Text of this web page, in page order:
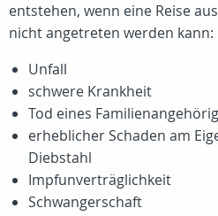
entstehen, wenn eine Reise
nicht angetreten werden kann:
Unfall
schwere Krankheit
Tod eines
erheblicher Schaden am
Diebstahl
Impfunverträglichkeit
Schwangerschaft